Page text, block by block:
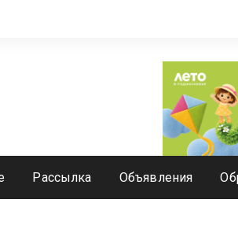
Рассылка Объявления